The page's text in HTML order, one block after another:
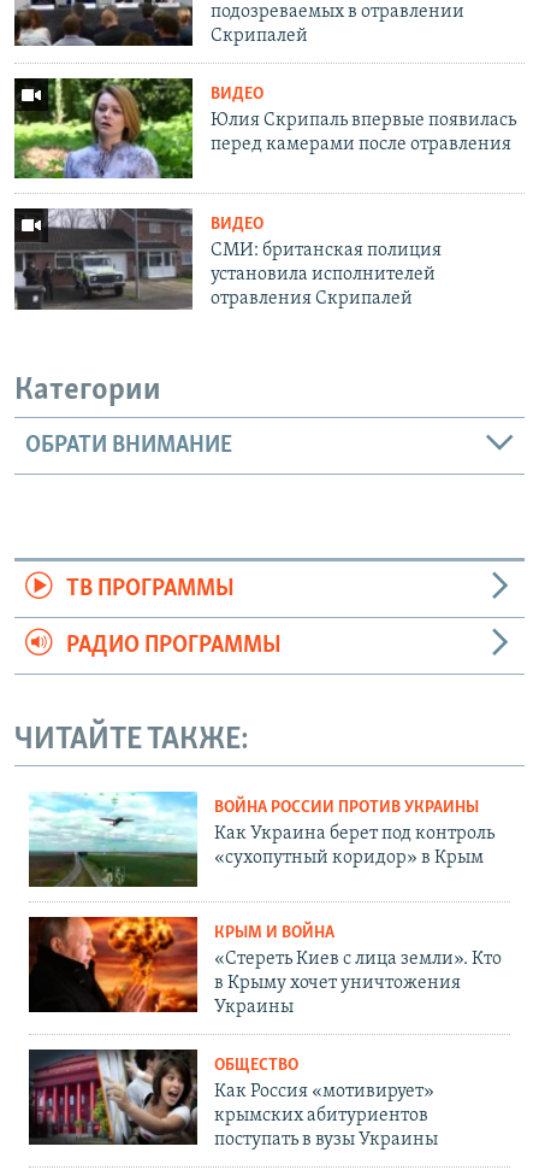
подозреваемых в отравлении
Скрипалей
ВИДЕО
Юлия Скрипаль впервые появилась
перед камерами после отравления
ВИДЕО
СМИ: британская полиция
установила исполнителей
отравления Скрипалей
Категории
ОБРАТИ ВНИМАНИЕ
ТВ ПРОГРАММЫ
РАДИО ПРОГРАММЫ
ЧИТАЙТЕ ТАКЖЕ:
ВОЙНА РОССИИ ПРОТИВ УКРАИНЫ
Как Украина берет под контроль
«сухопутный коридор» в Крым
КРЫМ И ВОЙНА
«Стереть Киев с лица земли». Кто
в Крыму хочет уничтожения
Украины
ОБЩЕСТВО
Как Россия «мотивирует»
крымских абитуриентов
поступать в вузы Украины